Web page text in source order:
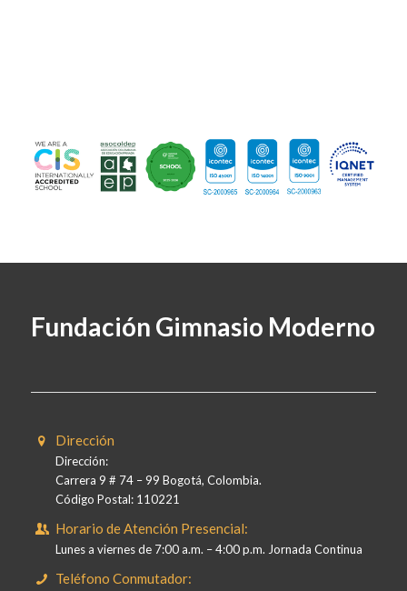
Fundación Gimnasio Moderno
Dirección
Dirección:
Carrera 9 # 74 – 99 Bogotá, Colombia.
Código Postal: 110221
Horario de Atención Presencial:
Lunes a viernes de 7:00 a.m. – 4:00 p.m. Jornada Continua
Teléfono Conmutador: